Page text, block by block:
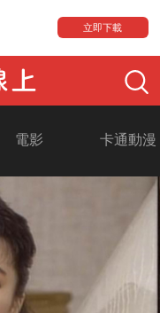
立即下載
電影 卡通動漫